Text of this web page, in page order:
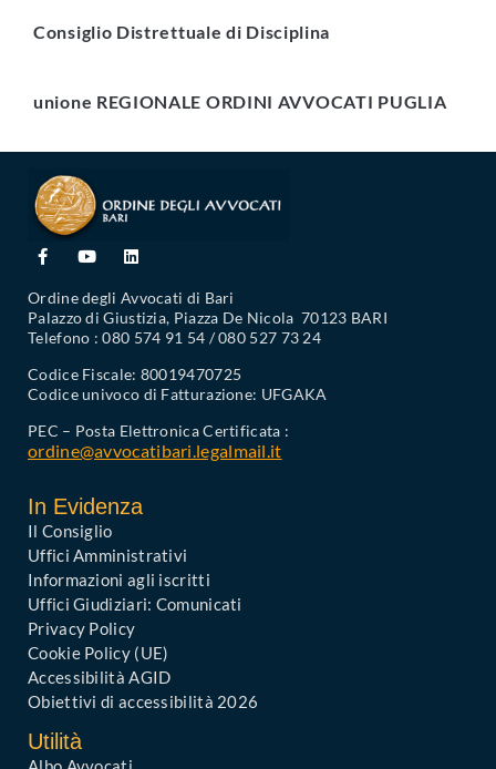
Consiglio Distrettuale di Disciplina
unione REGIONALE ORDINI AVVOCATI PUGLIA
Ordine degli Avvocati di Bari
Palazzo di Giustizia, Piazza De Nicola 70123 BARI
Telefono : 080 574 91 54 / 080 527 73 24
Codice Fiscale: 80019470725
Codice univoco di Fatturazione: UFGAKA
PEC – Posta Elettronica Certificata :
ordine@avvocatibari.legalmail.it
In Evidenza
Il Consiglio
Uffici Amministrativi
Informazioni agli iscritti
Uffici Giudiziari: Comunicati
Privacy Policy
Cookie Policy (UE)
Accessibilità AGID
Obiettivi di accessibilità 2026
Utilità